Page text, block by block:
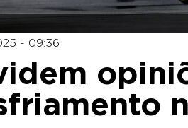
- 09:36